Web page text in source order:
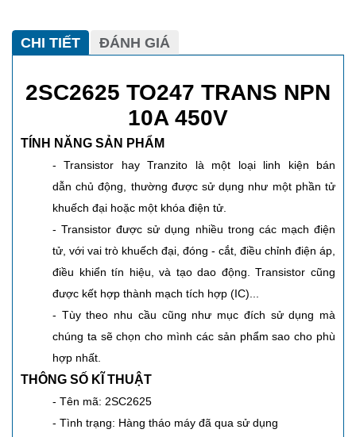
CHI TIẾT ĐÁNH GIÁ
2SC2625 TO247 TRANS NPN
10A 450V
TÍNH NĂNG SẢN PHẨM
- Transistor hay Tranzito là một loại linh kiện bán
dẫn chủ động, thường được sử dụng như một phần tử
khuếch đại hoặc một khóa điện tử.
- Transistor được sử dụng nhiều trong các mạch điện
tử, với vai trò khuếch đại, đóng - cắt, điều chỉnh điện áp,
điều khiển tín hiệu, và tạo dao động. Transistor cũng
được kết hợp thành mạch tích hợp (IC)...
- Tùy theo nhu cầu cũng như mục đích sử dụng mà
chúng ta sẽ chọn cho mình các sản phẩm sao cho phù
hợp nhất.
THÔNG SỐ KĨ THUẬT
- Tên mã: 2SC2625
- Tình trạng: Hàng tháo máy đã qua sử dụng